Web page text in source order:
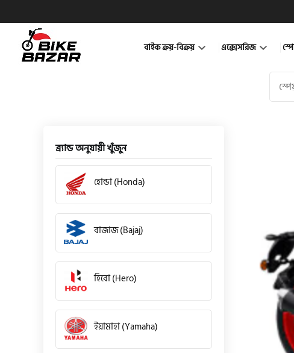
বাইক ক্রয়-বিক্রয় এক্সেসরিজ
ব্র্যান্ড অনুযায়ী খুঁজুন
হোন্ডা (Honda)
বাজাজ (Bajaj)
হিরো (Hero)
ইয়ামাহা (Yamaha)